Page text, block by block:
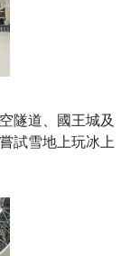
隧道、國王城及
試雪地上玩冰上